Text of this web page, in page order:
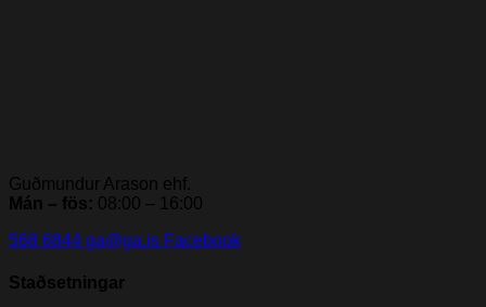
Guðmundur Arason ehf.
Mán – fös: 08:00 – 16:00
568 6844 ga@ga.is Facebook
Staðsetningar